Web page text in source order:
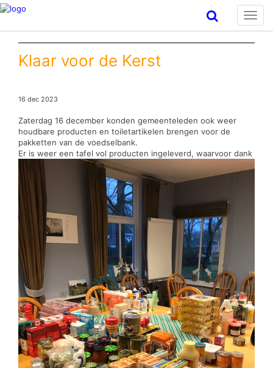
Klaar voor de Kerst
16 dec 2023
Zaterdag 16 december konden gemeenteleden ook weer
houdbare producten en toiletartikelen brengen voor de
pakketten van de voedselbank.
Er is weer een tafel vol producten ingeleverd, waarvoor dank